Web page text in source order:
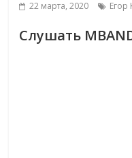
22 марта, 2020 Егор
Слушать